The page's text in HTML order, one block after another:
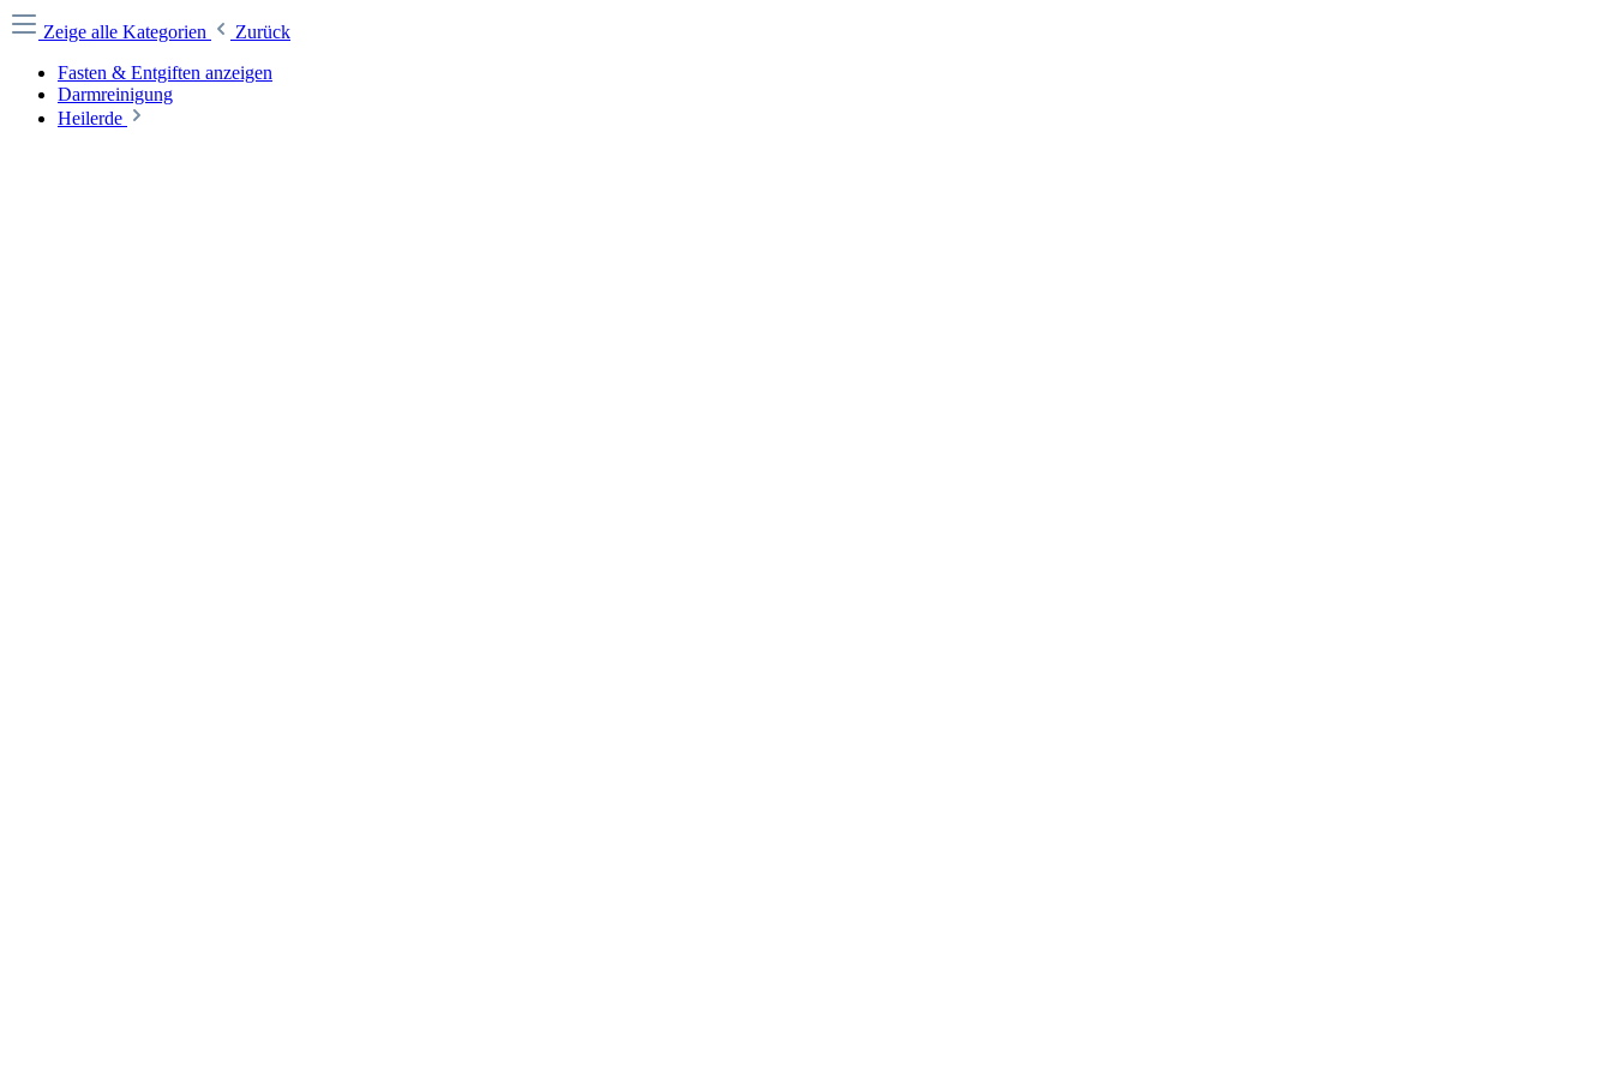
Zeige alle Kategorien
Zurück
Fasten & Entgiften anzeigen
Darmreinigung
Heilerde